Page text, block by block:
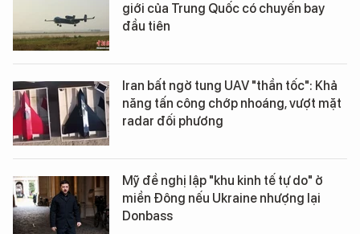
giới của Trung Quốc có chuyến bay
đầu tiên
Iran bất ngờ tung UAV "thần tốc": Khả
năng tấn công chớp nhoáng, vượt mặt
radar đối phương
Mỹ đề nghị lập "khu kinh tế tự do" ở
miền Đông nếu Ukraine nhượng lại
Donbass